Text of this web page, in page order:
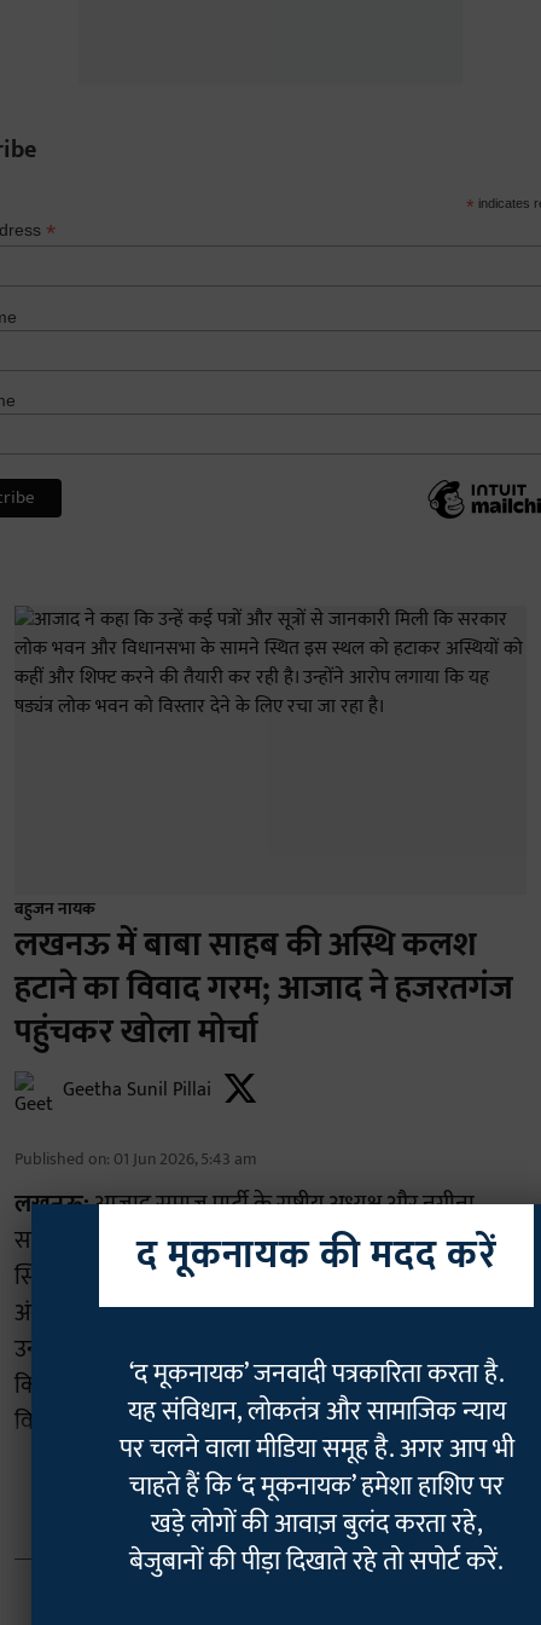
* indicates
*
बहुजन नायक
लखनऊ में बाबा साहब की अस्थि कलश
हटाने का विवाद गरम; आजाद ने हजरतगंज
पहुंचकर खोला मोर्चा
Geetha Sunil Pillai
Published on: 01 Jun 2026, 5:43 am
लखनऊ:आजाद समाज पार्टी के राष्ट्रीय अध्यक्ष और नगीना
सांसद चंद्रशेखर आजाद ने बीते दिनों लखनऊ के हजरतगंज
स्थित 10 विधानसभा मार्ग पर बोधिसत्व बाबा साहब डॉ. भीमराव
अंबेडकर महासभा एवं अस्थि कलश स्थल का दौरा किया। यहां
उन्होंने बाबा साहब की अस्थियों को श्रद्धांजलि अर्पित की और
किसी भी कीमत पर स्थल को स्थानांतरित करने के प्रयास का
विरोध किया। आजाद ने स्पष्ट चेतावनी दी कि यदि सरकार ने ...
Read More
द मूकनायक की मदद करें
‘द मूकनायक’ जनवादी पत्रकारिता करता है.
यह संविधान, लोकतंत्र और सामाजिक न्याय
पर चलने वाला मीडिया समूह है. अगर आप भी
चाहते हैं कि ‘द मूकनायक’ हमेशा हाशिए पर
खड़े लोगों की आवाज़ बुलंद करता रहे,
बेजुबानों की पीड़ा दिखाते रहे तो सपोर्ट करें.